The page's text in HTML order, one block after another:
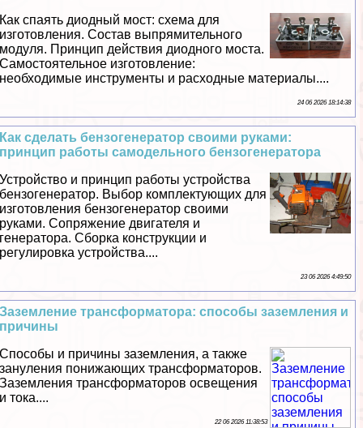
Как спаять диодный мост: схема для
изготовления. Состав выпрямительного
модуля. Принцип действия диодного моста.
Самостоятельное изготовление:
необходимые инструменты и расходные материалы....
24 06 2026 18:14:38
Как сделать бензогенератор своими руками:
принцип работы самодельного бензогенератора
Устройство и принцип работы устройства
бензогенератор. Выбор комплектующих для
изготовления бензогенератор своими
руками. Сопряжение двигателя и
генератора. Сборка конструкции и
регулировка устройства....
23 06 2026 4:49:50
Заземление трaнcформатора: способы заземления и
причины
Способы и причины заземления, а также
зануления понижающих трaнcформаторов.
Заземления трaнcформаторов освещения
и тока....
22 06 2026 11:38:53